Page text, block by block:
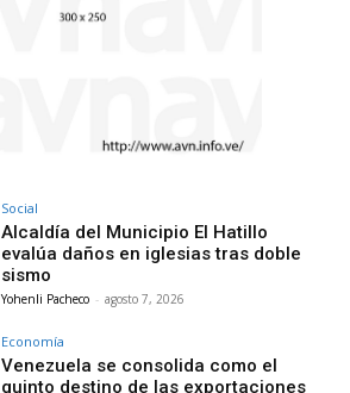
Social
Alcaldía del Municipio El Hatillo
evalúa daños en iglesias tras doble
sismo
Yohenli Pacheco - agosto 7, 2026
Economía
Venezuela se consolida como el
quinto destino de las exportaciones